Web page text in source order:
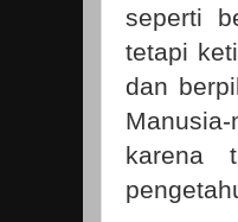
seperti
tetapi
dan
karena